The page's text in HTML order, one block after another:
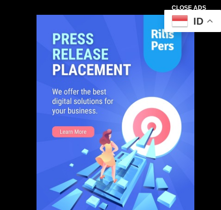
CLOSE ADS
ID